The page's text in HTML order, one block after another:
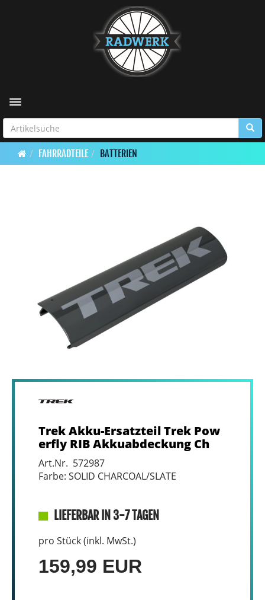
Toggle navigation
FAHRRADTEILE BATTERIEN
Trek Akku-Ersatzteil Trek Pow
erfly RIB Akkuabdeckung Ch
Art.Nr. 572987
Farbe: SOLID CHARCOAL/SLATE
LIEFERBAR IN 3-7 TAGEN
pro Stück (inkl. MwSt.)
159,99 EUR